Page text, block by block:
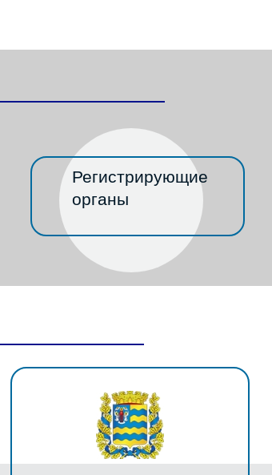
Регистрирующие
органы